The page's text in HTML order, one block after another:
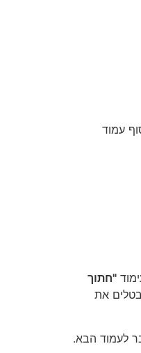
עמוד
"חתוך
את
לעמוד הבא.